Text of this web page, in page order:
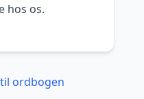
hos os.
ordbogen